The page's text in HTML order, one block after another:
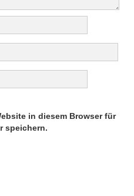
in diesem Browser für
speichern.